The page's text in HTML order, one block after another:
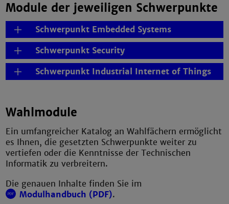
Module der jeweiligen Schwerpunkte
Schwerpunkt Embedded Systems
Schwerpunkt Security
Schwerpunkt Industrial Internet of Things
Wahlmodule
Ein umfangreicher Katalog an Wahlfächern ermöglicht
es Ihnen, die gesetzten Schwerpunkte weiter zu
vertiefen oder die Kenntnisse der Technischen
Informatik zu verbreitern.
Die genauen Inhalte finden Sie im
Modulhandbuch (PDF).